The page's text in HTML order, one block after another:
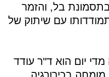
בל, והזמר
עם שיתוק של
יום הוא ד"ר עודד
מומחה בכירורגיה